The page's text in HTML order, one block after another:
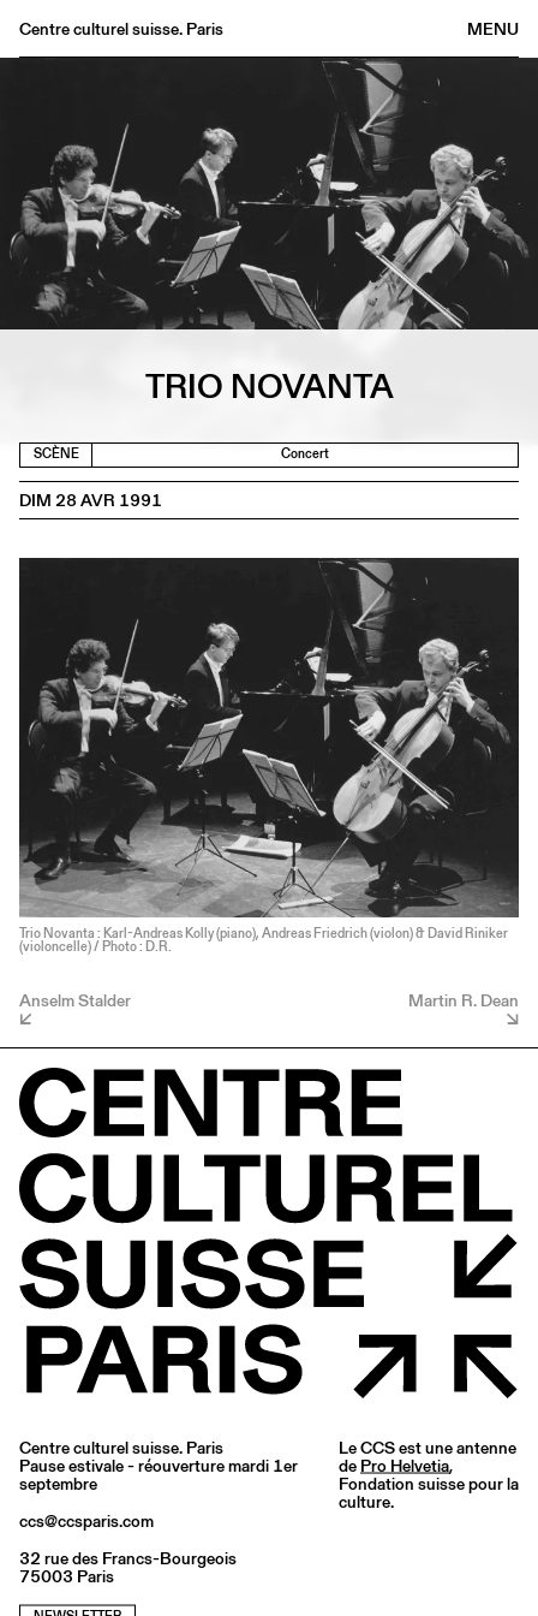
MENU
Centre culturel suisse. Paris
Buvette
Archives
Médiathèque
Éditions
Informations
TRIO NOVANTA
SCÈNE Concert
DIM 28 AVR 1991
Trio Novanta : Karl-Andreas Kolly (piano), Andreas Friedrich (violon) & David Riniker
(violoncelle) / Photo : D.R.
Anselm Stalder Martin R. Dean
Centre culturel suisse. Paris
Pause estivale - réouverture mardi 1er
septembre
ccs@ccsparis.com
32 rue des Francs-Bourgeois
75003 Paris
Le CCS est une antenne
de Pro Helvetia,
Fondation suisse pour la
culture.